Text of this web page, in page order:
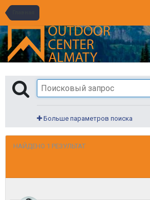
Больше параметров поиска
НАЙДЕНО 1 РЕЗУЛЬТАТ